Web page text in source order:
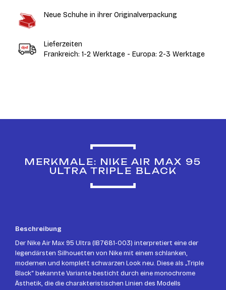
Neue Schuhe in ihrer Originalverpackung
Lieferzeiten
Frankreich: 1-2 Werktage - Europa: 2-3 Werktage
MERKMALE: NIKE AIR MAX 95
ULTRA TRIPLE BLACK
Beschreibung
Der Nike Air Max 95 Ultra (IB7681-003) interpretiert eine der
legendärsten Silhouetten von Nike mit einem schlanken,
modernen und komplett schwarzen Look neu. Diese als „Triple
Black“ bekannte Variante besticht durch eine monochrome
Ästhetik, die die charakteristischen Linien des Modells